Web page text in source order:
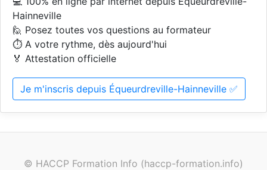
Hainneville
🙋 Posez toutes vos questions au formateur
⏱️ A votre rythme, dès aujourd'hui
🏅 Attestation officielle
Je m'inscris depuis Équeurdreville-Hainneville ✅
© HACCP Formation Info (haccp-formation.info)